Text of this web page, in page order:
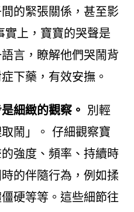
的緊張關係，甚至影
實上，寶寶的哭聲是
言，瞭解他們哭鬧背
下藥，有效安撫。
細緻的觀察。 別輕
鬧」。 仔細觀察寶
強度、頻率、持續時
的伴隨行為，例如揉
硬等等。這些細節往